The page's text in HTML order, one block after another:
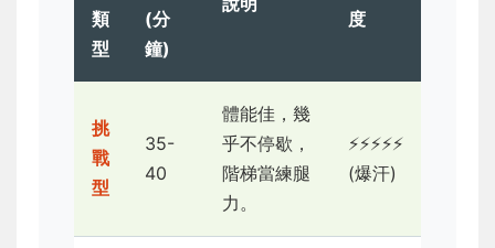
類
型
(分
鐘)
度
挑
戰
型
35-
40
體能佳，幾
乎不停歇，
階梯當練腿
力。
⚡⚡⚡⚡⚡
(爆汗)